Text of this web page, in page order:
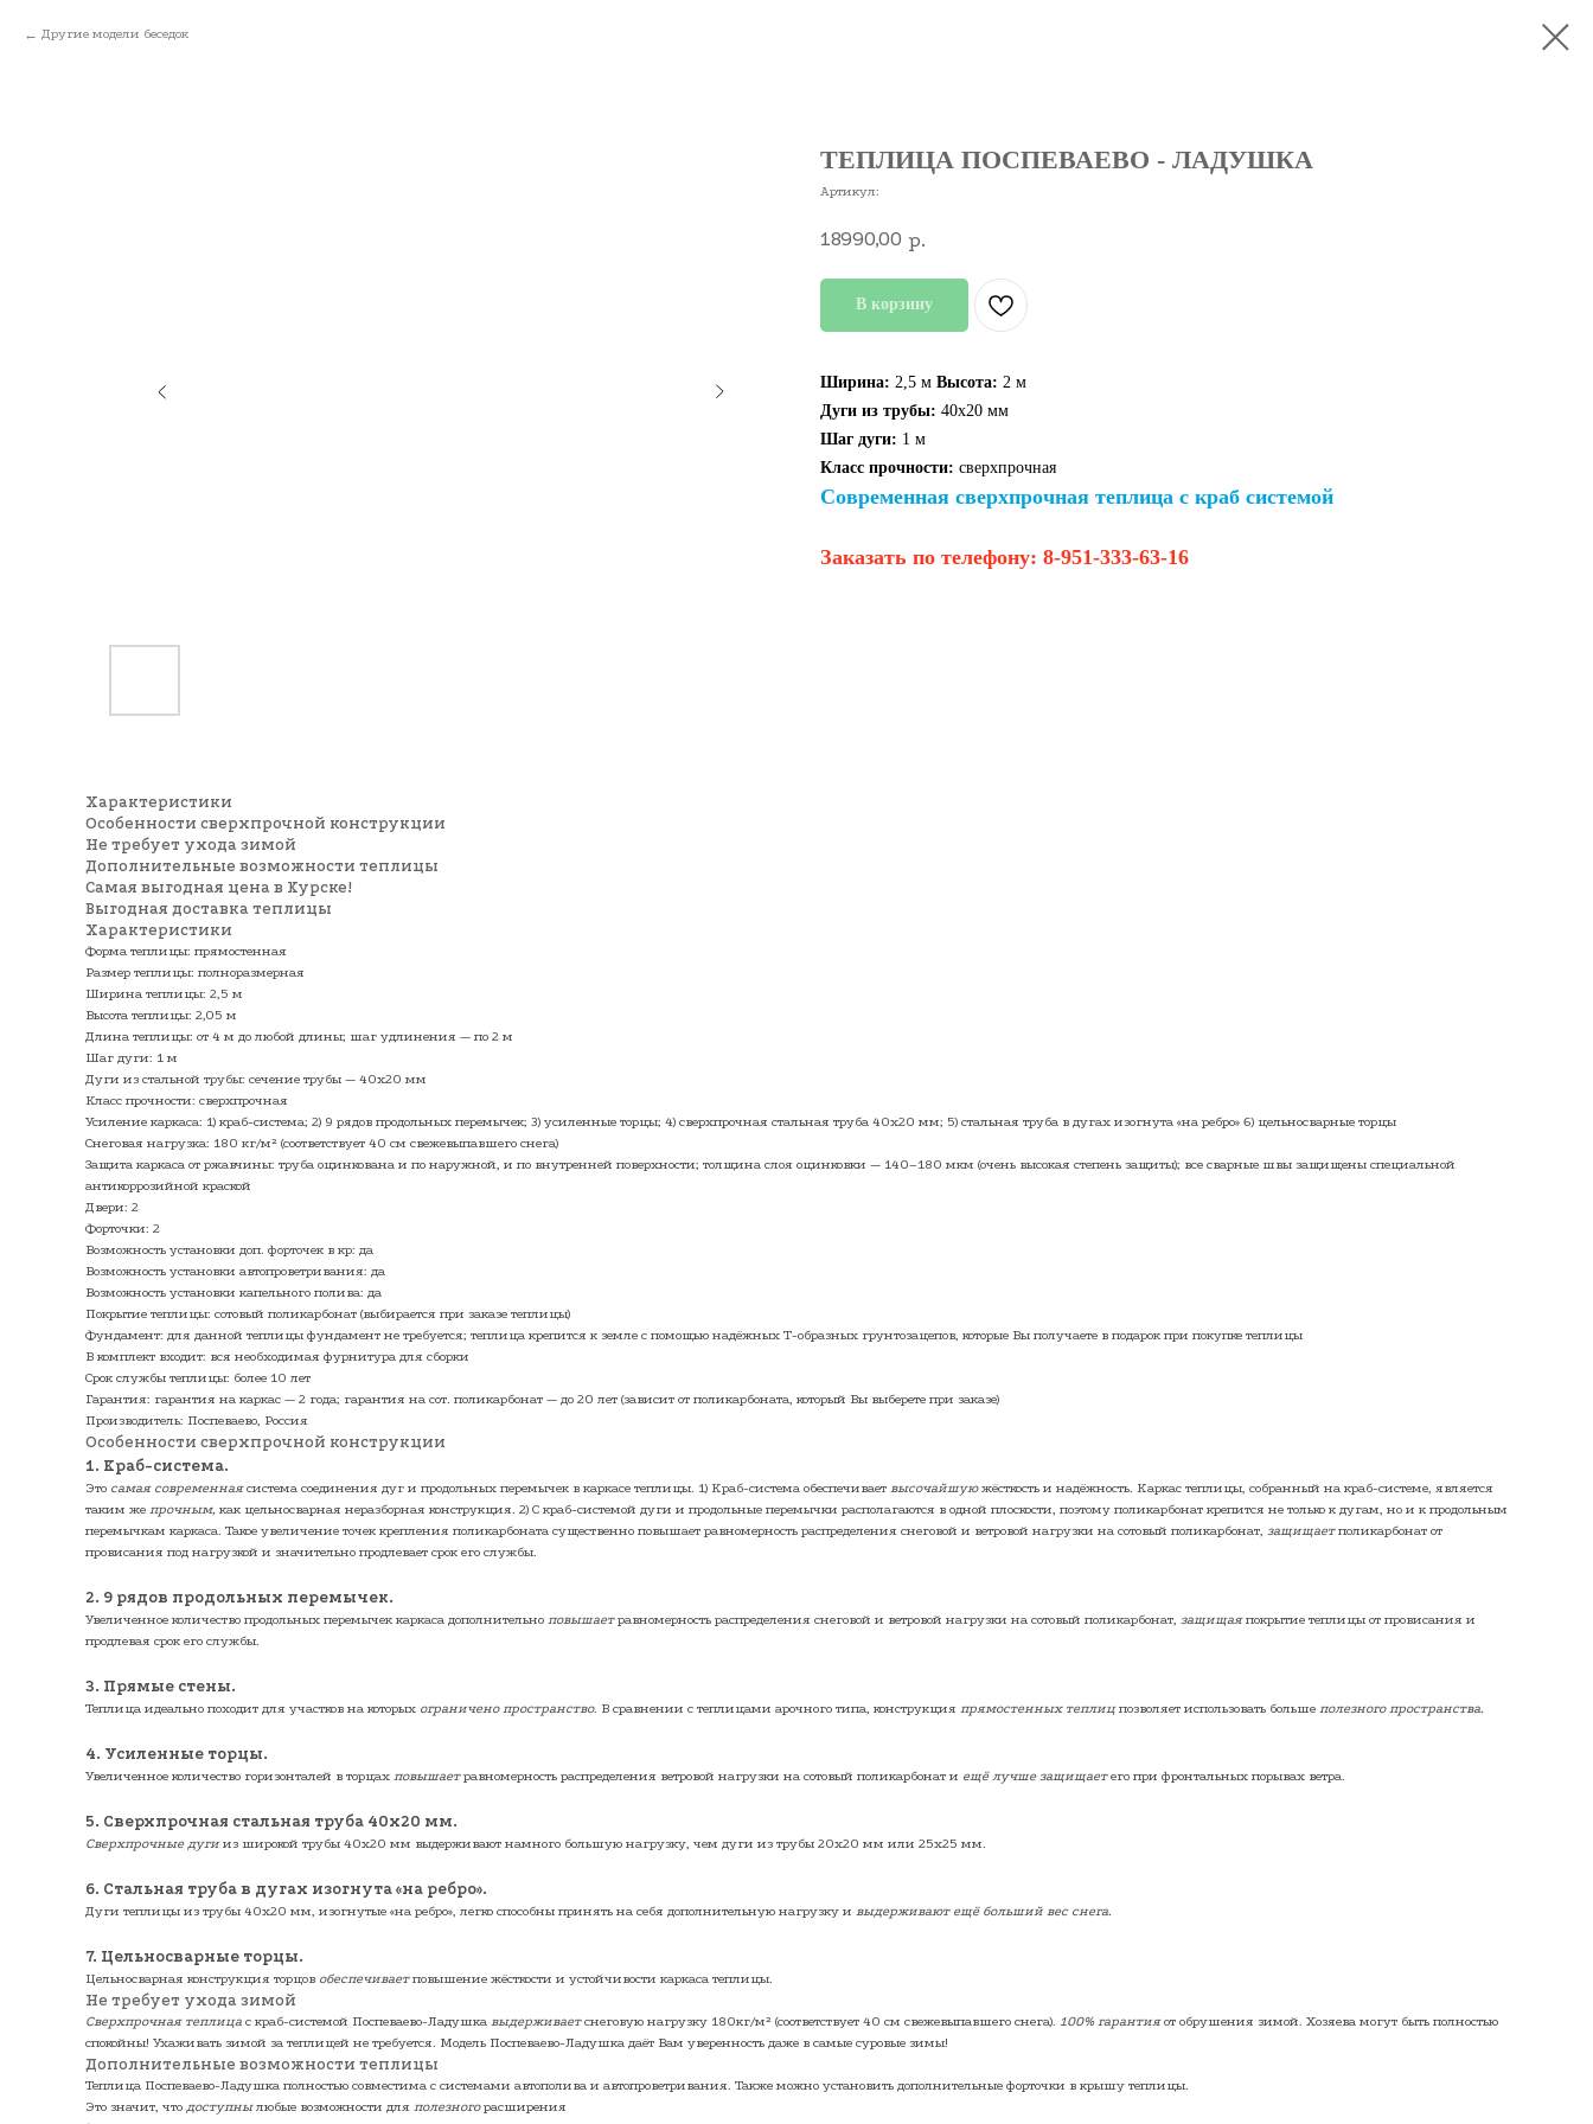
Другие модели беседок
ТЕПЛИЦА ПОСПЕВАЕВО - ЛАДУШКА
Артикул:
18990,00 р.
В корзину
Ширина: 2,5 м Высота: 2 м
Дуги из трубы: 40х20 мм
Шаг дуги: 1 м
Класс прочности: сверхпрочная
Современная сверхпрочная теплица с краб системой
Заказать по телефону: 8-951-333-63-16
Характеристики
Особенности сверхпрочной конструкции
Не требует ухода зимой
Дополнительные возможности теплицы
Самая выгодная цена в Курске!
Выгодная доставка теплицы
Характеристики
Форма теплицы: прямостенная
Размер теплицы: полноразмерная
Ширина теплицы: 2,5 м
Высота теплицы: 2,05 м
Длина теплицы: от 4 м до любой длины; шаг удлинения — по 2 м
Шаг дуги: 1 м
Дуги из стальной трубы: сечение трубы — 40х20 мм
Класс прочности: сверхпрочная
Усиление каркаса: 1) краб-система; 2) 9 рядов продольных перемычек; 3) усиленные торцы; 4) сверхпрочная стальная труба 40х20 мм; 5) стальная труба в дугах изогнута «на ребро» 6) цельносварные торцы
Снеговая нагрузка: 180 кг/м² (соответствует 40 см свежевыпавшего снега)
Защита каркаса от ржавчины: труба оцинкована и по наружной, и по внутренней поверхности; толщина слоя оцинковки — 140–180 мкм (очень высокая степень защиты); все сварные швы защищены специальной
антикоррозийной краской
Двери: 2
Форточки: 2
Возможность установки доп. форточек в кр: да
Возможность установки автопроветривания: да
Возможность установки капельного полива: да
Покрытие теплицы: сотовый поликарбонат (выбирается при заказе теплицы)
Фундамент: для данной теплицы фундамент не требуется; теплица крепится к земле с помощью надёжных Т-образных грунтозацепов, которые Вы получаете в подарок при покупке теплицы
В комплект входит: вся необходимая фурнитура для сборки
Срок службы теплицы: более 10 лет
Гарантия: гарантия на каркас — 2 года; гарантия на сот. поликарбонат — до 20 лет (зависит от поликарбоната, который Вы выберете при заказе)
Производитель: Поспеваево, Россия
Особенности сверхпрочной конструкции
1. Краб-система.
Это самая современнаясистема соединения дуг и продольных перемычек в каркасе теплицы. 1) Краб-система обеспечивает высочайшуюжёсткость и надёжность. Каркас теплицы, собранный на краб-системе, является
таким же прочным, как цельносварная неразборная конструкция. 2) С краб-системой дуги и продольные перемычки располагаются в одной плоскости, поэтому поликарбонат крепится не только к дугам, но и к продольным
перемычкам каркаса. Такое увеличение точек крепления поликарбоната существенно повышает равномерность распределения снеговой и ветровой нагрузки на сотовый поликарбонат, защищаетполикарбонат от
провисания под нагрузкой и значительно продлевает срок его службы.
2. 9 рядов продольных перемычек.
Увеличенное количество продольных перемычек каркаса дополнительно повышаетравномерность распределения снеговой и ветровой нагрузки на сотовый поликарбонат, защищаяпокрытие теплицы от провисания и
продлевая срок его службы.
3. Прямые стены.
Теплица идеально походит для участков на которых ограничено пространство. В сравнении с теплицами арочного типа, конструкция прямостенных теплицпозволяет использовать больше полезного пространства.
4. Усиленные торцы.
Увеличенное количество горизонталей в торцах повышаетравномерность распределения ветровой нагрузки на сотовый поликарбонат и ещё лучше защищаетего при фронтальных порывах ветра.
5. Сверхпрочная стальная труба 40х20 мм.
Сверхпрочные дуги из широкой трубы 40х20 мм выдерживают намного большую нагрузку, чем дуги из трубы 20х20 мм или 25х25 мм.
6. Стальная труба в дугах изогнута «на ребро».
Дуги теплицы из трубы 40х20 мм, изогнутые «на ребро», легко способны принять на себя дополнительную нагрузку и выдерживают ещё больший вес снега.
7. Цельносварные торцы.
Цельносварная конструкция торцов обеспечиваетповышение жёсткости и устойчивости каркаса теплицы.
Не требует ухода зимой
Сверхпрочная теплица с краб-системой Поспеваево-Ладушка выдерживаетснеговую нагрузку 180кг/м² (соответствует 40 см свежевыпавшего снега). 100% гарантияот обрушения зимой. Хозяева могут быть полностью
спокойны! Ухаживать зимой за теплицей не требуется. Модель Поспеваево-Ладушка даёт Вам уверенность даже в самые суровые зимы!
Дополнительные возможности теплицы
Теплица Поспеваево-Ладушка полностью совместима с системами автополива и автопроветривания. Также можно установить дополнительные форточки в крышу теплицы.
Это значит, что доступнылюбые возможности для полезногорасширения